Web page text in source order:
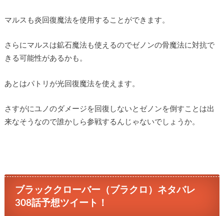
マルスも炎回復魔法を使用することができます。
さらにマルスは鉱石魔法も使えるのでゼノンの骨魔法に対抗で
きる可能性があるかも。
あとはパトリが光回復魔法を使えます。
さすがにユノのダメージを回復しないとゼノンを倒すことは出
来なそうなので誰かしら参戦するんじゃないでしょうか。
ブラッククローバー（ブラクロ）ネタバレ
308話予想ツイート！